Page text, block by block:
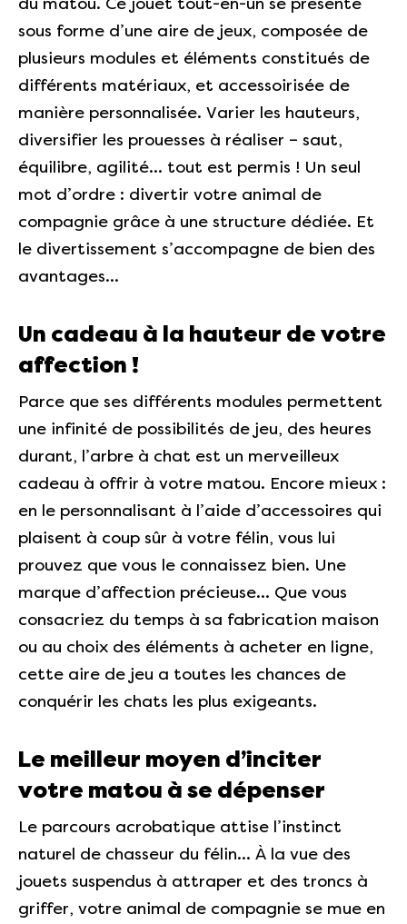
sous forme d’une aire de jeux, composée de
plusieurs modules et éléments constitués de
différents matériaux, et accessoirisée de
manière personnalisée. Varier les hauteurs,
diversifier les prouesses à réaliser – saut,
équilibre, agilité… tout est permis ! Un seul
mot d’ordre : divertir votre animal de
compagnie grâce à une structure dédiée. Et
le divertissement s’accompagne de bien des
avantages…
Un cadeau à la hauteur de votre
affection !
Parce que ses différents modules permettent
une infinité de possibilités de jeu, des heures
durant, l’arbre à chat est un merveilleux
cadeau à offrir à votre matou. Encore mieux :
en le personnalisant à l’aide d’accessoires qui
plaisent à coup sûr à votre félin, vous lui
prouvez que vous le connaissez bien. Une
marque d’affection précieuse… Que vous
consacriez du temps à sa fabrication maison
ou au choix des éléments à acheter en ligne,
cette aire de jeu a toutes les chances de
conquérir les chats les plus exigeants.
Le meilleur moyen d’inciter
votre matou à se dépenser
Le parcours acrobatique attise l’instinct
naturel de chasseur du félin… À la vue des
jouets suspendus à attraper et des troncs à
griffer, votre animal de compagnie se mue en